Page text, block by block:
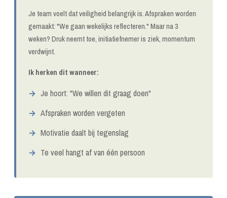
Je team voelt dat veiligheid belangrijk is. Afspraken worden
gemaakt: "We gaan wekelijks reflecteren." Maar na 3
weken? Druk neemt toe, initiatiefnemer is ziek, momentum
verdwijnt.
Ik herken dit wanneer:
Je hoort: "We willen dit graag doen"
Afspraken worden vergeten
Motivatie daalt bij tegenslag
Te veel hangt af van één persoon